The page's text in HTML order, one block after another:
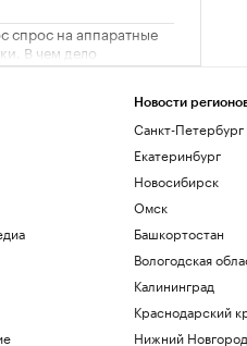
спрос на аппаратные
В чем дело
зачем взрослым
о партнерских
товаров продавцов
Новости
Санкт-Петербург
Екатеринбург
Новосибирск
Омск
Башкортостан
Вологодская
Калининград
Краснодарский
Нижний Новгород